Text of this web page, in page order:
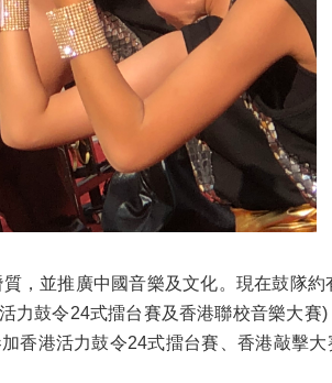
，並推廣中國音樂及文化。現在鼓隊約
力鼓令24式擂台賽及香港聯校音樂大賽
香港活力鼓令24式擂台賽、香港敲擊